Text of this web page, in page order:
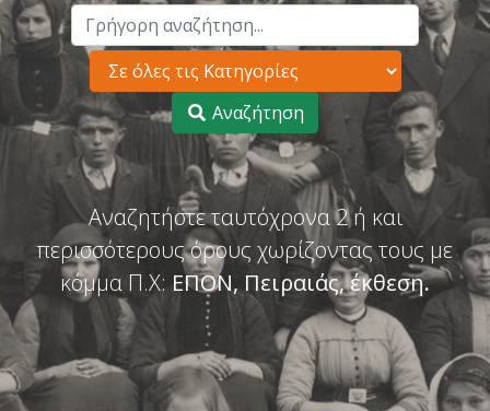
Αναζήτηση
Αναζητήστε ταυτόχρονα 2 ή και
περισσότερους όρους χωρίζοντας τους με
κόμμα Π.Χ: ΕΠΟΝ, Πειραιάς, έκθεση.